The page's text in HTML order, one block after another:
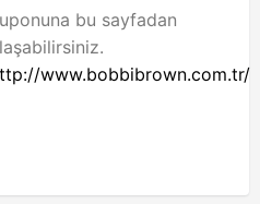
bu sayfadan
www.bobbibrown.com.tr/